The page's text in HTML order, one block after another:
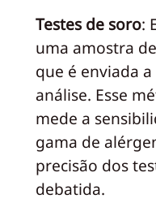
Testes de soro:
uma amostra
que é enviada
análise. Esse
mede a
gama de
precisão dos
debatida.